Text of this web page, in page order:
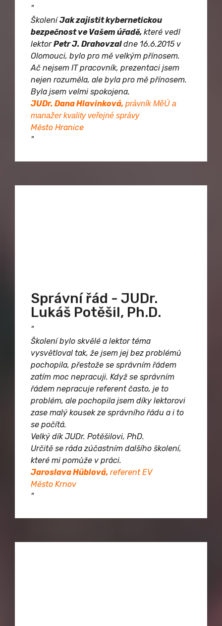
"
ŠkoleníJak zajistit kybernetickou
bezpečnost ve Vašem úřadě, které vedl
lektorPetr J. Drahovzaldne 16.6.2015 v
Olomouci, bylo pro mě velkým přínosem.
Ač nejsem IT pracovník, prezentaci jsem
nejen rozuměla, ale byla pro mě přínosem.
Byla jsem velmi spokojena.
JUDr. Dana Hlavinková, právník MěÚ a
manažer kvality veřejné správy
Město Hranice
"
Správní řád - JUDr.
Lukáš Potěšil, Ph.D.
"
Školení bylo skvělé a lektor téma
vysvětloval tak, že jsem jej bez problémů
pochopila, přestože se správním řádem
zatím moc nepracuji. Když se správním
řádem nepracuje referent často, je to
problém, ale pochopila jsem díky lektorovi
zase malý kousek ze správního řádu a i to
se počítá.
Velký dík JUDr. Potěšilovi, PhD.
Určitě se ráda zúčastním dalšího školení,
které mi pomůže v práci.
Jaroslava Hüblová, referent EV
Město Krnov
"